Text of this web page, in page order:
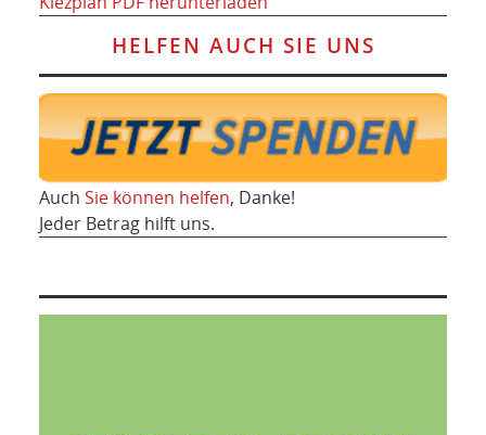
HELFEN AUCH SIE UNS
Auch Sie können helfen, Danke!
Jeder Betrag hilft uns.